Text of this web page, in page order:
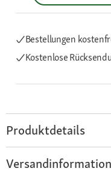
Bestellungen
Kostenlose
Produktdetails